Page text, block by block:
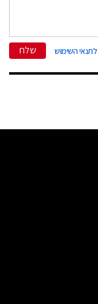
לתנאי השימוש שלח